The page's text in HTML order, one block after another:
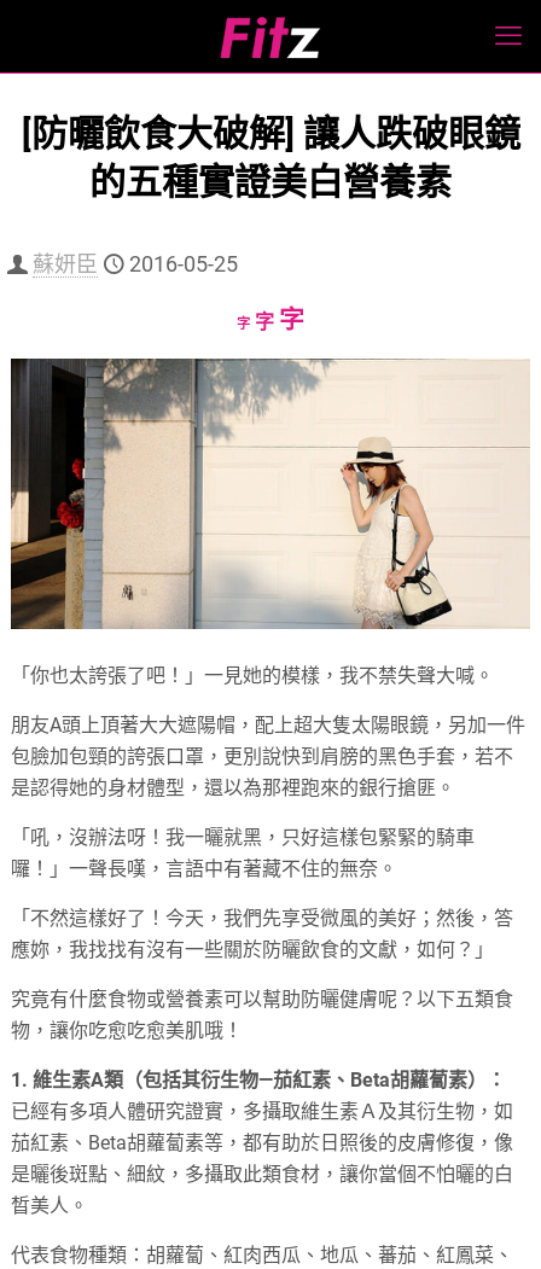
[防曬飲食大破解] 讓人跌破眼鏡
的五種實證美白營養素
蘇妍臣 2016-05-25
字Decrease
size.
字Reset
size.
字Increase
size.
「你也太誇張了吧！」一見她的模樣，我不禁失聲大喊。
朋友A頭上頂著大大遮陽帽，配上超大隻太陽眼鏡，另加一件
包臉加包頸的誇張口罩，更別說快到肩膀的黑色手套，若不
是認得她的身材體型，還以為那裡跑來的銀行搶匪。
「吼，沒辦法呀！我一曬就黑，只好這樣包緊緊的騎車
囉！」一聲長嘆，言語中有著藏不住的無奈。
「不然這樣好了！今天，我們先享受微風的美好；然後，答
應妳，我找找有沒有一些關於防曬飲食的文獻，如何？」
究竟有什麼食物或營養素可以幫助防曬健膚呢？以下五類食
物，讓你吃愈吃愈美肌哦！
1. 維生素A類（包括其衍生物—茄紅素、Beta胡蘿蔔素）：
已經有多項人體研究證實，多攝取維生素Ａ及其衍生物，如
茄紅素、Beta胡蘿蔔素等，都有助於日照後的皮膚修復，像
是曬後斑點、細紋，多攝取此類食材，讓你當個不怕曬的白
晳美人。
代表食物種類：胡蘿蔔、紅肉西瓜、地瓜、蕃茄、紅鳳菜、